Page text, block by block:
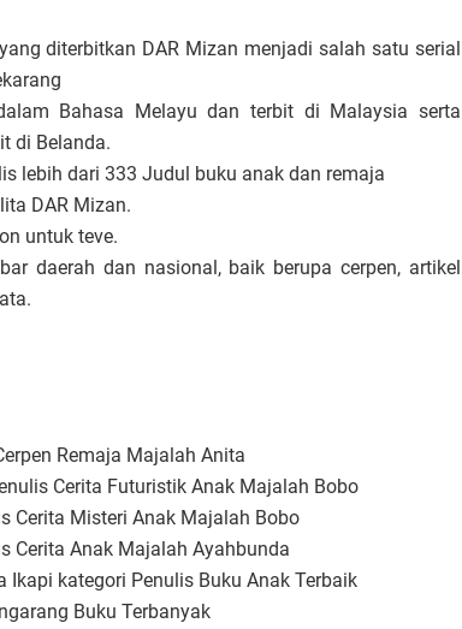
diterbitkan DAR Mizan menjadi salah satu serial
Bahasa Melayu dan terbit di Malaysia serta
di Belanda.
lebih dari 333 Judul buku anak dan remaja
DAR Mizan.
untuk teve.
daerah dan nasional, baik berupa cerpen, artikel
Remaja Majalah Anita
Cerita Futuristik Anak Majalah Bobo
Cerita Misteri Anak Majalah Bobo
Cerita Anak Majalah Ayahbunda
Ikapi kategori Penulis Buku Anak Terbaik
Buku Terbanyak